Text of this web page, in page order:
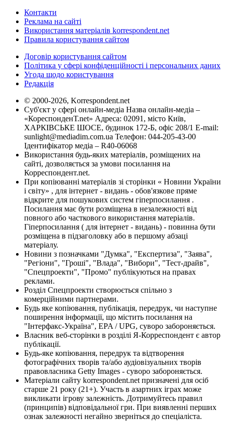
Контакти
Реклама на сайті
Використання матеріалів korrespondent.net
Правила користування сайтом
Договір користування сайтом
Політика у сфері конфіденційності і персональних даних
Угода щодо користування
Редакція
© 2000-2026, Korrespondent.net
Суб'єкт у сфері онлайн-медіа Назва онлайн-медіа –
«КореспонденТ.net» Адреса: 02091, місто Київ,
ХАРКІВСЬКЕ ШОСЕ, будинок 172-Б, офіс 208/1 E-mail:
sunlight@mediadim.com.ua Телефон: 044-205-43-00
Ідентифікатор медіа – R40-06068
Використання будь-яких матеріалів, розміщених на
сайті, дозволяється за умови посилання на
Корреспондент.net.
При копіюванні матеріалів зі сторінки « Новини України
і світу» , для інтернет - видань - обов'язкове пряме
відкрите для пошукових систем гіперпосилання .
Посилання має бути розміщена в незалежності від
повного або часткового використання матеріалів.
Гіперпосилання ( для інтернет - видань) - повинна бути
розміщена в підзаголовку або в першому абзаці
матеріалу.
Новини з позначками "Думка", "Експертиза", "Заява",
"Регіони", "Гроші", "Влада", "Вибори", "Тест-драйв",
"Спецпроекти", "Промо" публікуються на правах
реклами.
Розділ Спецпроекти створюється спільно з
комерційними партнерами.
Будь яке копіювання, публікація, передрук, чи наступне
поширення інформації, що містить посилання на
"Інтерфакс-Україна", EPA / UPG, суворо забороняється.
Власник веб-сторінки в розділі Я-Корреспондент є автор
публікації.
Будь-яке копіювання, передрук та відтворення
фотографічних творів та/або аудіовізуальних творів
правовласника Getty Images - суворо забороняється.
Матеріали сайту korrespondent.net призначені для осіб
старше 21 року (21+). Участь в азартних іграх може
викликати ігрову залежність. Дотримуйтесь правил
(принципів) відповідальної гри. При виявленні перших
ознак залежності негайно зверніться до спеціаліста.